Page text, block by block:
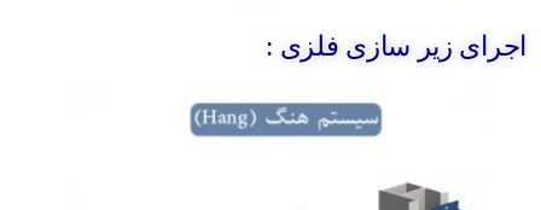
اجرای زیر سازی فلزی :